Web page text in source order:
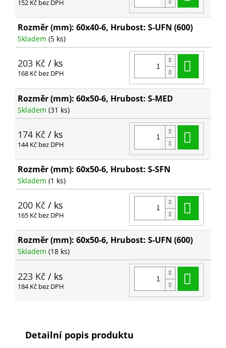
152 Kč bez DPH
Rozměr (mm): 60x40-6, Hrubost: S-UFN (600)
Skladem (5 ks)
203 Kč / ks
168 Kč bez DPH
Rozměr (mm): 60x50-6, Hrubost: S-MED
Skladem (31 ks)
174 Kč / ks
144 Kč bez DPH
Rozměr (mm): 60x50-6, Hrubost: S-SFN
Skladem (1 ks)
200 Kč / ks
165 Kč bez DPH
Rozměr (mm): 60x50-6, Hrubost: S-UFN (600)
Skladem (18 ks)
223 Kč / ks
184 Kč bez DPH
Detailní popis produktu